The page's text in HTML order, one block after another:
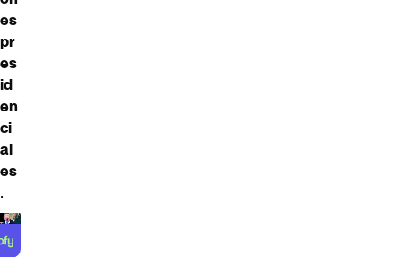
es
pr
es
id
en
ci
al
es
.